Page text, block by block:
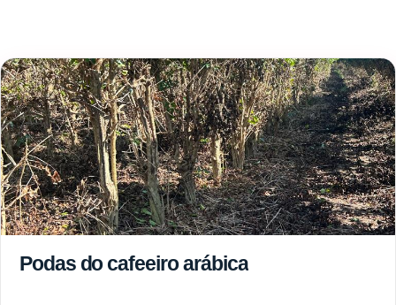
Podas do cafeeiro arábica